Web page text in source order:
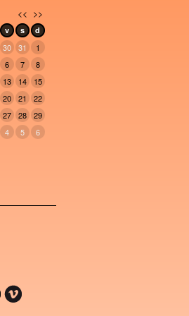
<< >>
v s d
30 31
1
6 7
8
13 14
15
20 21
22
27 28
29
4 5 6